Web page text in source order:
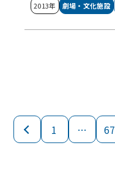
2013年 劇場・文化施設
1 … 67